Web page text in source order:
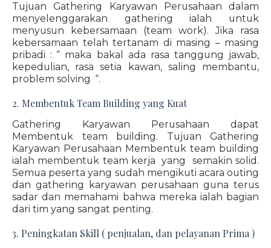
Tujuan Gathering Karyawan Perusahaan dalam
menyelenggarakan gathering ialah untuk
menyusun kebersamaan (team work). Jika rasa
kebersamaan telah tertanam di masing – masing
pribadi : “ maka bakal ada rasa tanggung jawab,
kepedulian, rasa setia kawan, saling membantu,
problem solving “.
2. Membentuk Team Building yang Kuat
Gathering Karyawan Perusahaan dapat
Membentuk team building. Tujuan Gathering
Karyawan Perusahaan Membentuk team building
ialah membentuk team kerja yang semakin solid.
Semua peserta yang sudah mengikuti acara outing
dan gathering karyawan perusahaan guna terus
sadar dan memahami bahwa mereka ialah bagian
dari tim yang sangat penting.
3. Peningkatan Skill ( penjualan, dan pelayanan Prima )